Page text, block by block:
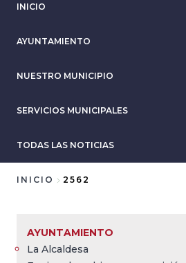
INICIO
AYUNTAMIENTO
NUESTRO MUNICIPIO
SERVICIOS MUNICIPALES
TODAS LAS NOTICIAS
enlaces
de
INICIO 2562
AYUNTAMIENTO
La Alcaldesa